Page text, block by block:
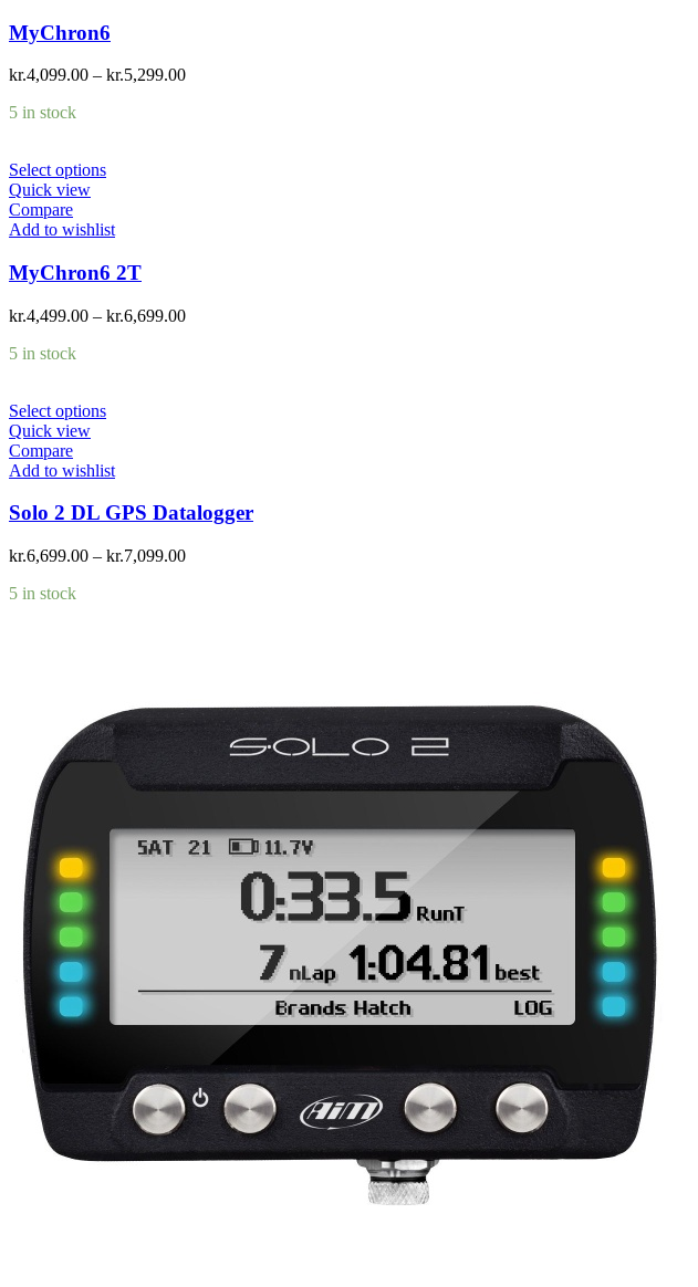
MyChron6
kr.4,099.00 – kr.5,299.00
5 in stock
Select options
Quick view
Compare
Add to wishlist
MyChron6 2T
kr.4,499.00 – kr.6,699.00
5 in stock
Select options
Quick view
Compare
Add to wishlist
Solo 2 DL GPS Datalogger
kr.6,699.00 – kr.7,099.00
5 in stock